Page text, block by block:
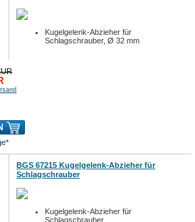
Kugelgelenk-Abzieher für
Schlagschrauber, Ø 32 mm
BGS 67215 Kugelgelenk-Abzieher für
Schlagschrauber
Kugelgelenk-Abzieher für
Schlagschrauber